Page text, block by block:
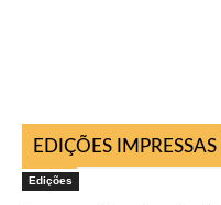
EDIÇÕES IMPRESSAS
Edições